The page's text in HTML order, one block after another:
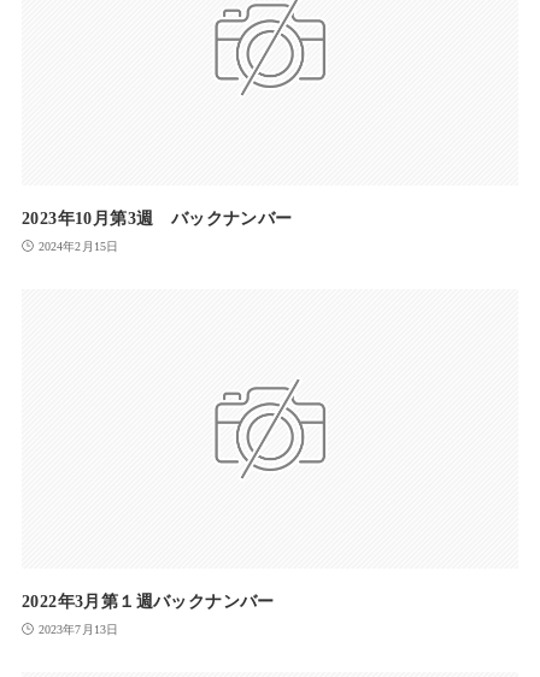
2023年10月第3週 バックナンバー
2024年2月15日
2022年3月第１週バックナンバー
2023年7月13日